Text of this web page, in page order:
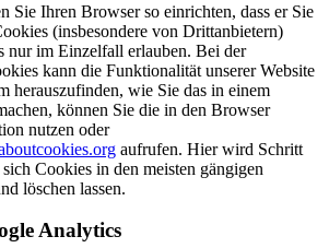
Sie Ihren Browser so einrichten, dass er Sie
(insbesondere von Drittanbietern)
nur im Einzelfall erlauben. Bei der
kann die Funktionalität unserer Website
herauszufinden, wie Sie das in einem
können Sie die in den Browser
nutzen oder
aufrufen. Hier wird Schritt
Cookies in den meisten gängigen
löschen lassen.
Analytics